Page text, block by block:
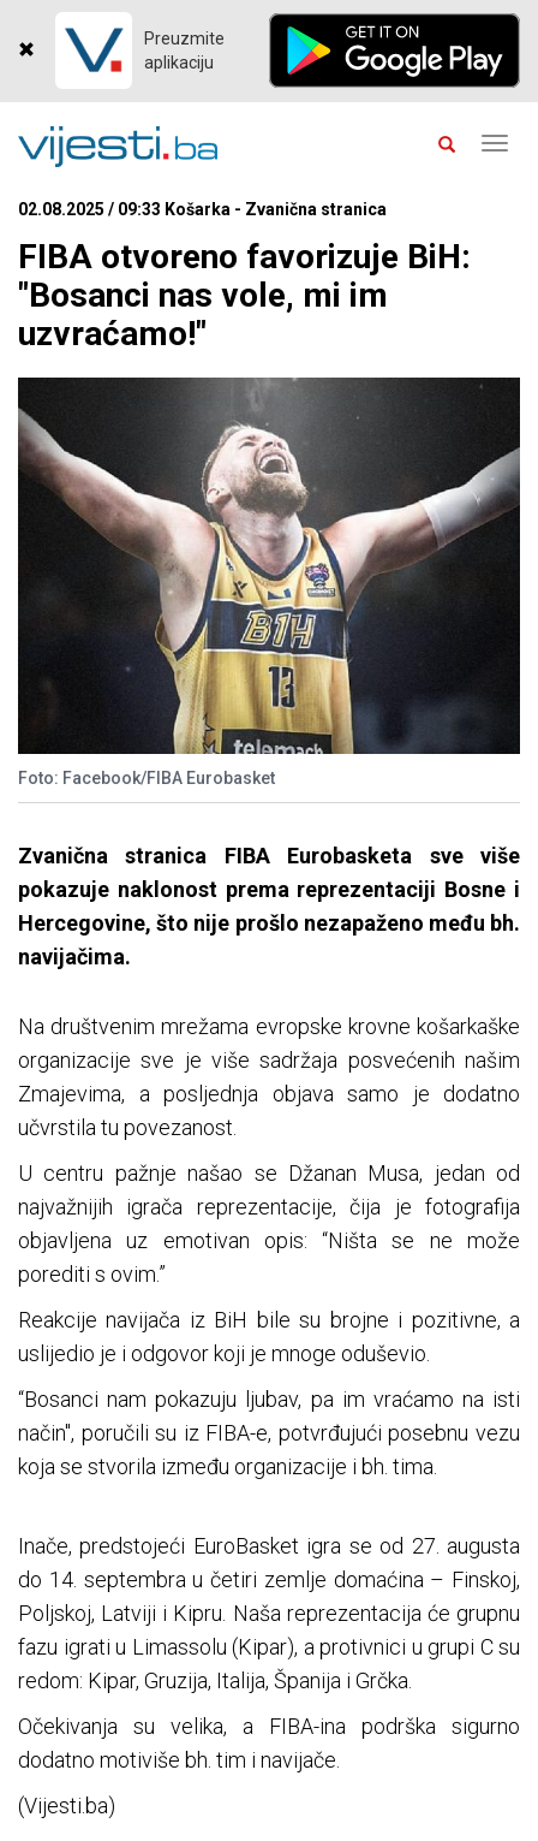
Preuzmite
aplikaciju
02.08.2025 / 09:33 Košarka - Zvanična stranica
FIBA otvoreno favorizuje BiH:
"Bosanci nas vole, mi im
uzvraćamo!"
Foto: Facebook/FIBA Eurobasket
Zvanična stranica FIBA Eurobasketa sve više
pokazuje naklonost prema reprezentaciji Bosne i
Hercegovine, što nije prošlo nezapaženo među bh.
navijačima.
Na društvenim mrežama evropske krovne košarkaške
organizacije sve je više sadržaja posvećenih našim
Zmajevima, a posljednja objava samo je dodatno
učvrstila tu povezanost.
U centru pažnje našao se Džanan Musa, jedan od
najvažnijih igrača reprezentacije, čija je fotografija
objavljena uz emotivan opis: “Ništa se ne može
porediti s ovim.”
Reakcije navijača iz BiH bile su brojne i pozitivne, a
uslijedio je i odgovor koji je mnoge oduševio.
“Bosanci nam pokazuju ljubav, pa im vraćamo na isti
način", poručili su iz FIBA-e, potvrđujući posebnu vezu
koja se stvorila između organizacije i bh. tima.
Inače, predstojeći EuroBasket igra se od 27. augusta
do 14. septembra u četiri zemlje domaćina – Finskoj,
Poljskoj, Latviji i Kipru. Naša reprezentacija će grupnu
fazu igrati u Limassolu (Kipar), a protivnici u grupi C su
redom: Kipar, Gruzija, Italija, Španija i Grčka.
Očekivanja su velika, a FIBA-ina podrška sigurno
dodatno motiviše bh. tim i navijače.
(Vijesti.ba)